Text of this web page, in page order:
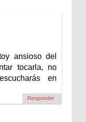
ansioso del
tocarla, no
en
Responder